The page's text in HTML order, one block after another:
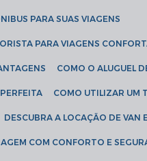
PARA SUAS VIAGENS
PARA VIAGENS
COMO O ALUGUEL
COMO UTILIZAR
DESCUBRA A LOCAÇÃO DE
COM CONFORTO E